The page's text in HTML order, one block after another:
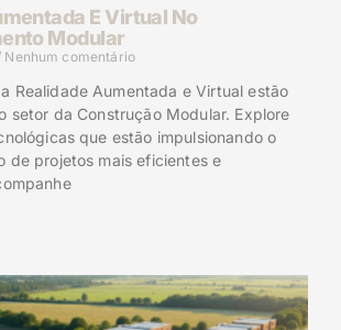
E Virtual No
Modular
Nenhum comentário
Realidade Aumentada e Virtual estão
setor da Construção Modular. Explore
que estão impulsionando o
de projetos mais eficientes e